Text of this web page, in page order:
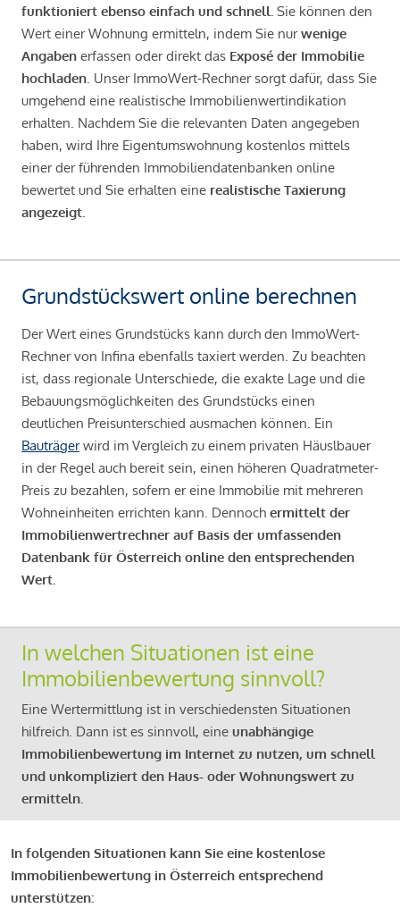
funktioniert ebenso einfach und schnell. Sie können den
Wert einer Wohnung ermitteln, indem Sie nurwenige
Angaben erfassen oder direkt das Exposé der Immobilie
hochladen. Unser ImmoWert-Rechner sorgt dafür, dass Sie
umgehend eine realistische Immobilienwertindikation
erhalten. Nachdem Sie die relevanten Daten angegeben
haben, wird Ihre Eigentumswohnung kostenlos mittels
einer der führenden Immobiliendatenbanken online
bewertet und Sie erhalten eine realistische Taxierung
angezeigt.
Grundstückswert online berechnen
Der Wert eines Grundstücks kann durch den ImmoWert-
Rechner von Infina ebenfalls taxiert werden. Zu beachten
ist, dass regionale Unterschiede, die exakte Lage und die
Bebauungsmöglichkeiten des Grundstücks einen
deutlichen Preisunterschied ausmachen können. Ein
Bauträgerwird im Vergleich zu einem privaten Häuslbauer
in der Regel auch bereit sein, einen höheren Quadratmeter-
Preis zu bezahlen, sofern er eine Immobilie mit mehreren
Wohneinheiten errichten kann. Dennoch ermittelt der
Immobilienwertrechner auf Basis der umfassenden
Datenbank für Österreich online den entsprechenden
Wert.
In welchen Situationen ist eine
Immobilienbewertung sinnvoll?
Eine Wertermittlung ist in verschiedensten Situationen
hilfreich. Dann ist es sinnvoll, eine unabhängige
Immobilienbewertung im Internet zu nutzen, um schnell
und unkompliziert den Haus- oder Wohnungswert zu
ermitteln.
In folgenden Situationen kann Sie eine kostenlose
Immobilienbewertung in Österreich entsprechend
unterstützen: